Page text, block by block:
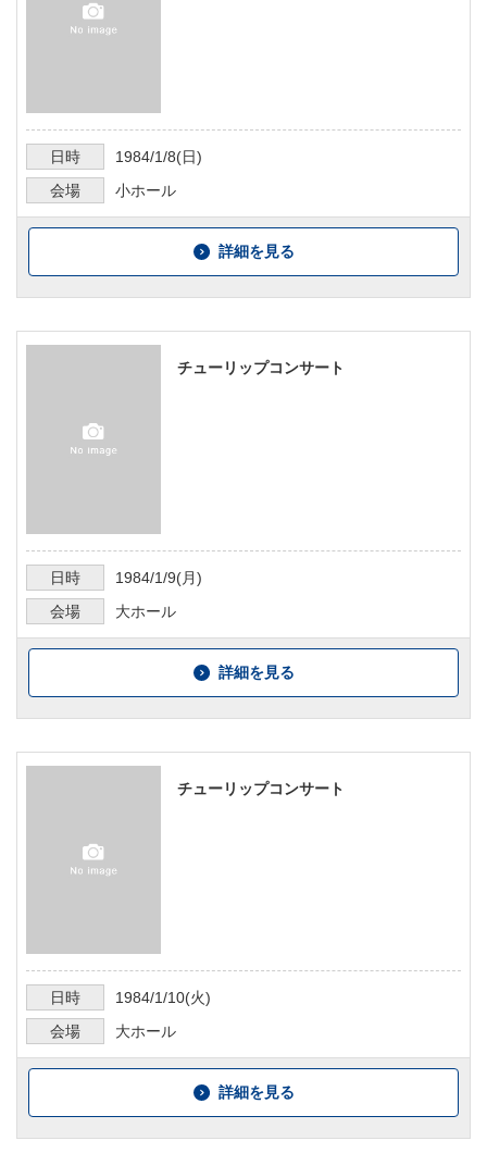
日時 1984/1/8(日)
会場
小ホール
詳細を見る
チューリップコンサート
日時 1984/1/9(月)
会場
大ホール
詳細を見る
チューリップコンサート
日時 1984/1/10(火)
会場
大ホール
詳細を見る